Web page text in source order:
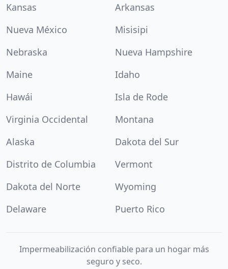
Kansas
Arkansas
Nueva México
Misisipi
Nebraska
Nueva Hampshire
Maine
Idaho
Hawái
Isla de Rode
Virginia Occidental
Montana
Alaska
Dakota del Sur
Distrito de Columbia
Vermont
Dakota del Norte
Wyoming
Delaware
Puerto Rico
Impermeabilización confiable para un hogar más
seguro y seco.